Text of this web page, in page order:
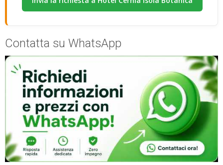
Contatta su WhatsApp